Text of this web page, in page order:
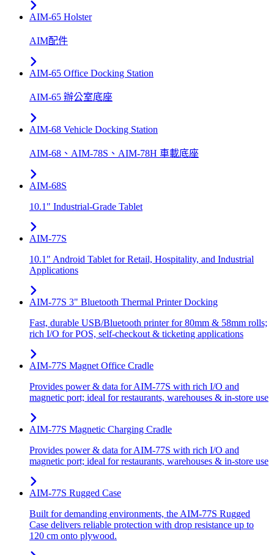
AIM-65 Holster
AIM配件
AIM-65 Office Docking Station
AIM-65 辦公室底座
AIM-68 Vehicle Docking Station
AIM-68、AIM-78S、AIM-78H 車載底座
AIM-68S
10.1" Industrial-Grade Tablet
AIM-77S
10.1" Android Tablet for Retail, Hospitality, and Industrial
Applications
AIM-77S 3" Bluetooth Thermal Printer Docking
Fast, durable USB/Bluetooth printer for 80mm & 58mm rolls;
rich I/O for POS, self-checkout & ticketing applications
AIM-77S Magnet Office Cradle
Provides power & data for AIM-77S with rich I/O and
magnetic port; ideal for restaurants, warehouses & in-store use
AIM-77S Magnetic Charging Cradle
Provides power & data for AIM-77S with rich I/O and
magnetic port; ideal for restaurants, warehouses & in-store use
AIM-77S Rugged Case
Built for demanding environments, the AIM-77S Rugged
Case delivers reliable protection with drop resistance up to
120 cm onto plywood.